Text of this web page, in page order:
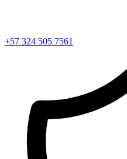
+57 324 505 7561